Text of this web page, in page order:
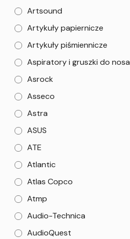
Artsound
Artykuły papiernicze
Artykuły piśmiennicze
Aspiratory i gruszki do nosa
Asrock
Asseco
Astra
ASUS
ATE
Atlantic
Atlas Copco
Atmp
Audio-Technica
AudioQuest